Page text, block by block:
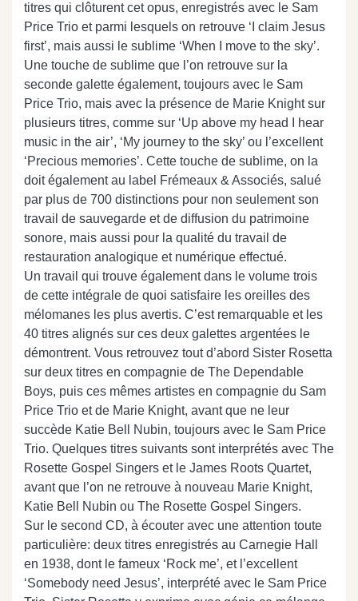
titres qui clôturent cet opus, enregistrés avec le Sam
Price Trio et parmi lesquels on retrouve ‘I claim Jesus
first’, mais aussi le sublime ‘When I move to the sky’.
Une touche de sublime que l’on retrouve sur la
seconde galette également, toujours avec le Sam
Price Trio, mais avec la présence de Marie Knight sur
plusieurs titres, comme sur ‘Up above my head I hear
music in the air’, ‘My journey to the sky’ ou l’excellent
‘Precious memories’. Cette touche de sublime, on la
doit également au label Frémeaux & Associés, salué
par plus de 700 distinctions pour non seulement son
travail de sauvegarde et de diffusion du patrimoine
sonore, mais aussi pour la qualité du travail de
restauration analogique et numérique effectué.
Un travail qui trouve également dans le volume trois
de cette intégrale de quoi satisfaire les oreilles des
mélomanes les plus avertis. C’est remarquable et les
40 titres alignés sur ces deux galettes argentées le
démontrent. Vous retrouvez tout d’abord Sister Rosetta
sur deux titres en compagnie de The Dependable
Boys, puis ces mêmes artistes en compagnie du Sam
Price Trio et de Marie Knight, avant que ne leur
succède Katie Bell Nubin, toujours avec le Sam Price
Trio. Quelques titres suivants sont interprétés avec The
Rosette Gospel Singers et le James Roots Quartet,
avant que l’on ne retrouve à nouveau Marie Knight,
Katie Bell Nubin ou The Rosette Gospel Singers.
Sur le second CD, à écouter avec une attention toute
particulière: deux titres enregistrés au Carnegie Hall
en 1938, dont le fameux ‘Rock me’, et l’excellent
‘Somebody need Jesus’, interprété avec le Sam Price